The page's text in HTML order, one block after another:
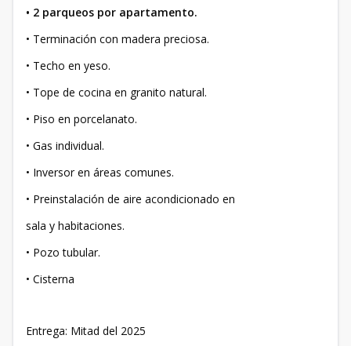
• 2 parqueos por apartamento.
• Terminación con madera preciosa.
• Techo en yeso.
• Tope de cocina en granito natural.
• Piso en porcelanato.
• Gas individual.
• Inversor en áreas comunes.
• Preinstalación de aire acondicionado en
sala y habitaciones.
• Pozo tubular.
• Cisterna
Entrega: Mitad del 2025